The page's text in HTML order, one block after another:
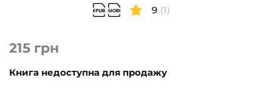
9 (1)
215 грн
Книга недоступна для продажу